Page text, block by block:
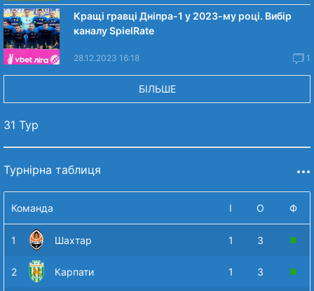
Кращі гравці Дніпра-1 у 2023-му році. Вибiр
каналу SpielRate
28.12.2023 16:18 1
БІЛЬШЕ
31 Тур
Турнірна таблиця
Команда І О Ф
1 Шахтар 1 3
2 Карпати 1 3